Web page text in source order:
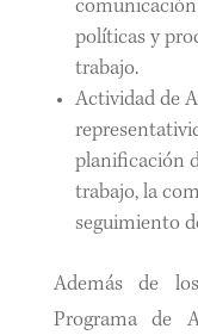
comunicación
políticas y
trabajo.
Actividad de
planificación
trabajo, la
seguimiento
Además de
Programa de